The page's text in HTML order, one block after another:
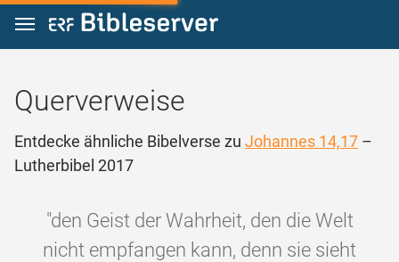
Zum Inhalt springen
Querverweise
Entdecke ähnliche Bibelverse zu Johannes 14,17 –
Lutherbibel 2017
"den Geist der Wahrheit, den die Welt
nicht empfangen kann, denn sie sieht